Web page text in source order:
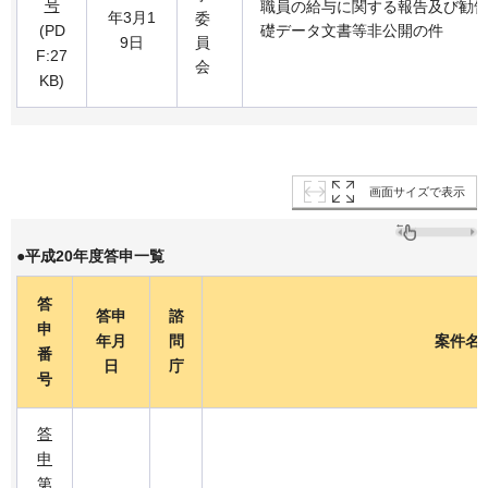
号
(PD
F:27
KB)
年3月1
9日
委
員
会
職員の給与に関する報告及び勧
礎データ文書等非公開の件
画面サイズで表示
●平成20年度答申一覧
答
申
番
号
答申
年月
日
諮
問
庁
案件名
答
申
第